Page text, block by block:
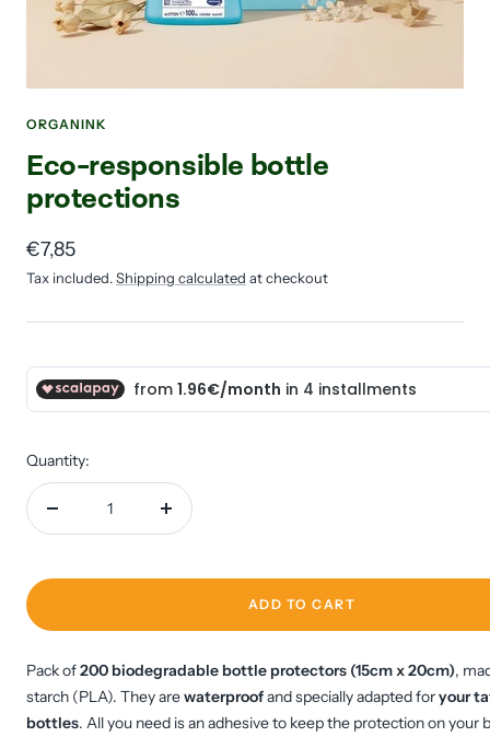
ORGANINK
Eco-responsible bottle
protections
Sale
price
€7,85
Tax included.Shipping calculated at checkout
Quantity:
Decrease
Increase
ADD TO CART
Pack of200 biodegradable bottle protectors (15cm x 20cm),
starch (PLA). They arewaterproofand specially adapted foryour
bottles. All you need is an adhesive to keep the protection on your